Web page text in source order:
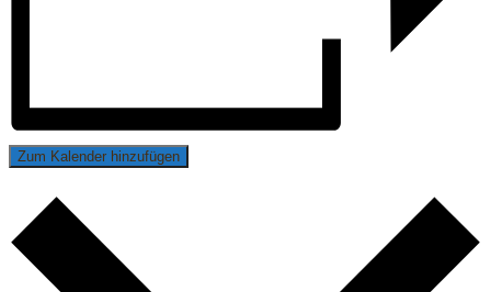
Zum Kalender hinzufügen